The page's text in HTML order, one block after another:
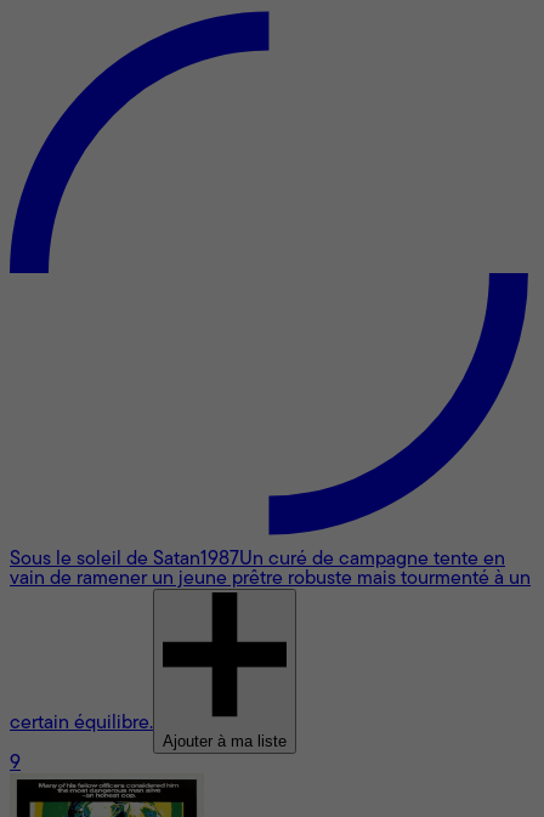
Sous le soleil de Satan1987Un curé de campagne tente en
vain de ramener un jeune prêtre robuste mais tourmenté à un
certain équilibre.
Ajouter à ma liste
9